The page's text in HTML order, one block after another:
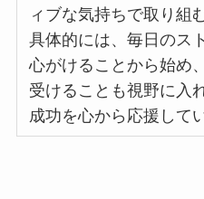
ィブな気持ちで取り組
具体的には、毎日のス
心がけることから始め
受けることも視野に入
成功を心から応援して